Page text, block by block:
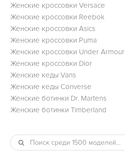
Женские кроссовки Versace
Женские кроссовки Reebok
Женские кроссовки Asics
Женские кроссовки Puma
Женские кроссовки Under Armour
Женские кроссовки Dior
Женские кеды Vans
Женские кеды Converse
Женские ботинки Dr. Martens
Женские ботинки Timberland